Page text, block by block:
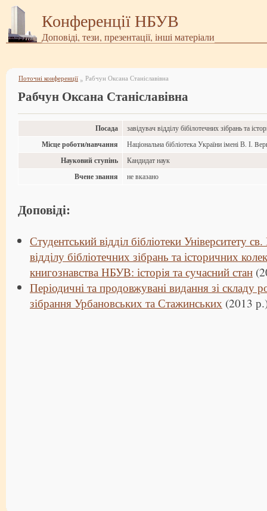
Конференції НБУВ
Доповіді, тези, презентації, інші матеріали
Поточні конференції » Рабчун Оксана Станіславівна
Рабчун Оксана Станіславівна
Посада завідувач відділу бібілотечних зібрань та
Місце роботи/навчання Національна бібліотека України імені В. І.
Науковий ступінь Кандидат наук
Вчене звання не вказано
Доповіді:
Студентський відділ бібліотеки Університету
відділу бібліотечних зібрань та історичних
книгознавства НБУВ: історія та сучасний стан
Періодичні та продовжувані видання зі складу
зібрання Урбановських та Стажинських (2013